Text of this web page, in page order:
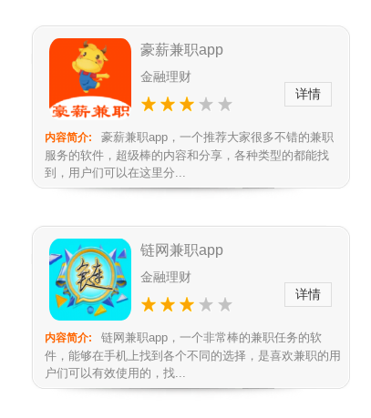
豪薪兼职app
金融理财
详情
内容简介:
豪薪兼职app，一个推荐大家很多不错的兼职
服务的软件，超级棒的内容和分享，各种类型的都能找
到，用户们可以在这里分...
链网兼职app
金融理财
详情
内容简介:
链网兼职app，一个非常棒的兼职任务的软
件，能够在手机上找到各个不同的选择，是喜欢兼职的用
户们可以有效使用的，找...